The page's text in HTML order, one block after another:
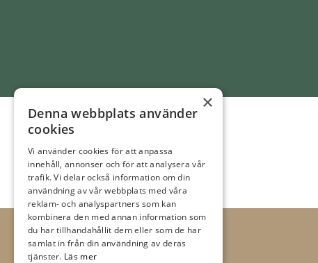
×
Denna webbplats använder
cookies
Vi använder cookies för att anpassa
innehåll, annonser och för att analysera vår
trafik. Vi delar också information om din
användning av vår webbplats med våra
reklam- och analyspartners som kan
kombinera den med annan information som
du har tillhandahållit dem eller som de har
samlat in från din användning av deras
tjänster. Läs mer